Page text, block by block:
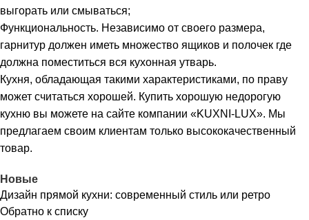
выгорать или смываться;
Функциональность. Независимо от своего размера,
гарнитур должен иметь множество ящиков и полочек где
должна поместиться вся кухонная утварь.
Кухня, обладающая такими характеристиками, по праву
может считаться хорошей. Купить хорошую недорогую
кухню вы можете на сайте компании «KUXNI-LUX». Мы
предлагаем своим клиентам только высококачественный
товар.
Новые
Дизайн прямой кухни: современный стиль или ретро
Обратно к списку